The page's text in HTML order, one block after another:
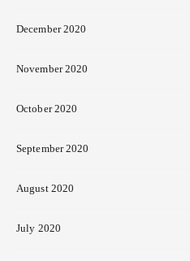
December 2020
November 2020
October 2020
September 2020
August 2020
July 2020